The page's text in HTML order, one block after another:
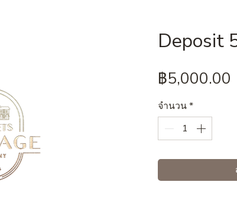
Deposit
฿5,000.00
จำนวน*